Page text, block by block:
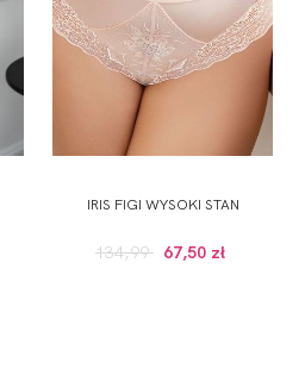
IRIS FIGI WYSOKI STAN
134,99 67,50 zł